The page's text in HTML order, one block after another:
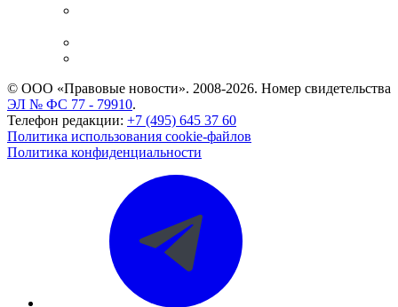
© ООО «Правовые новости». 2008-2026. Номер свидетельства
ЭЛ № ФС 77 - 79910.
Телефон редакции: +7 (495) 645 37 60
Политика использования cookie-файлов
Политика конфиденциальности